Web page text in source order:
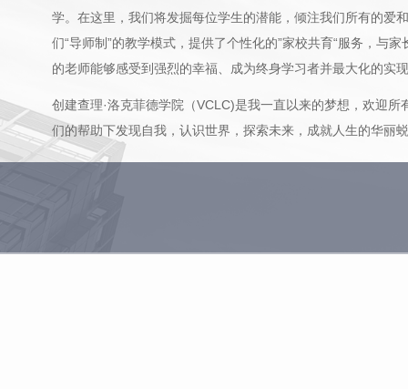
学。在这里，我们将发掘每位学生的潜能，倾注我们所有的爱
们“导师制”的教学模式，提供了个性化的”家校共育“服务，与
的老师能够感受到强烈的幸福、成为终身学习者并最大化的实
创建查理·洛克菲德学院（VCLC)是我一直以来的梦想，欢迎
们的帮助下发现自我，认识世界，探索未来，成就人生的华丽